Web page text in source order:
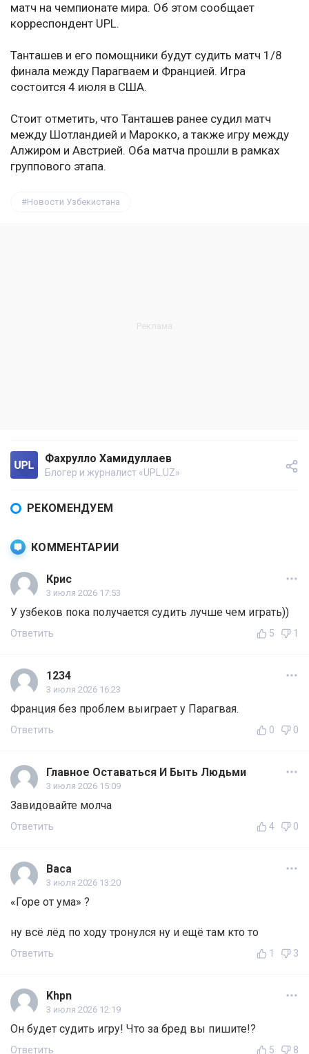
матч на чемпионате мира. Об этом сообщает
корреспондент UPL.
Танташев и его помощники будут судить матч 1/8
финала между Парагваем и Францией. Игра
состоится 4 июля в США.
Стоит отметить, что Танташев ранее судил матч
между Шотландией и Марокко, а также игру между
Алжиром и Австрией. Оба матча прошли в рамках
группового этапа.
Новости Узбекистана
Фахрулло Хамидуллаев
Блогер и журналист «UPL.UZ»
РЕКОМЕНДУЕМ
КОММЕНТАРИИ
Крис
3 июля 2026 17:53
У узбеков пока получается судить лучше чем играть))
Ответить 5 1
1234
3 июля 2026 16:23
Франция без проблем выиграет у Парагвая.
Ответить 0 0
Главное Оставаться И Быть Людьми
3 июля 2026 15:09
Завидовайте молча
Ответить 4 0
Васа
3 июля 2026 13:20
«Горе от ума» ?
ну всё лёд по ходу тронулся ну и ещё там кто то
Ответить 1 3
Khpn
3 июля 2026 12:19
Он будет судить игру! Что за бред вы пишите!?
Ответить 5 8